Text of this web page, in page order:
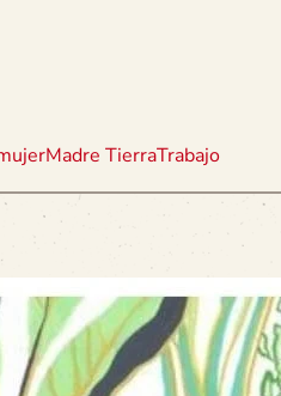
Madre TierraTrabajo